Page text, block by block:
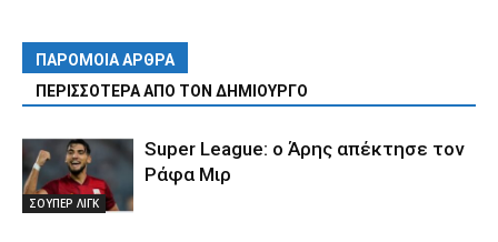
ΠΑΡΟΜΟΙΑ ΑΡΘΡΑ
ΠΕΡΙΣΣΟΤΕΡΑ ΑΠΟ ΤΟΝ ΔΗΜΙΟΥΡΓΟ
ΣΟΥΠΕΡ ΛΙΓΚ
Super League: ο Άρης απέκτησε τον
Ράφα Μιρ